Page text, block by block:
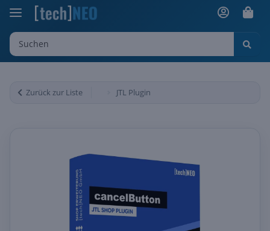
Zurück zur Liste JTL Plugin